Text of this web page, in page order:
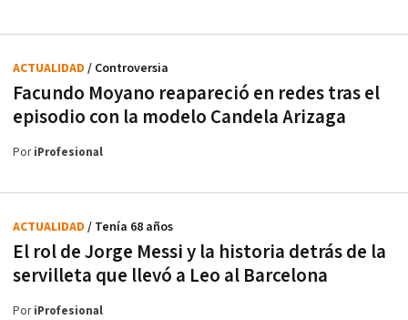
Facundo Moyano reapareció en redes tras el
episodio con la modelo Candela Arizaga
ACTUALIDAD / Controversia
PoriProfesional
El rol de Jorge Messi y la historia detrás de la
servilleta que llevó a Leo al Barcelona
ACTUALIDAD / Tenía 68 años
PoriProfesional